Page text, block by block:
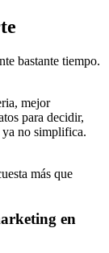
bastante tiempo.
mejor
para decidir,
no simplifica.
más que
en